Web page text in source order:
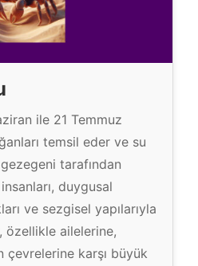
ile 21 Temmuz
temsil eder ve su
tarafından
duygusal
ve sezgisel yapılarıyla
özellikle ailelerine,
çevrelerine karşı büyük